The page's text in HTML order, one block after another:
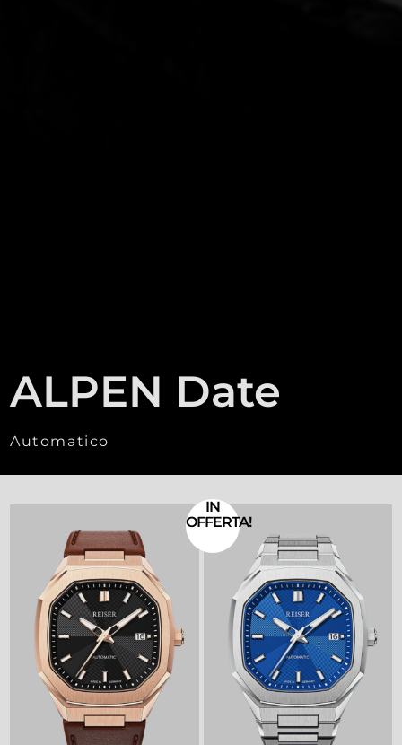
ALPEN Date
Automatico
IN
OFFERTA!